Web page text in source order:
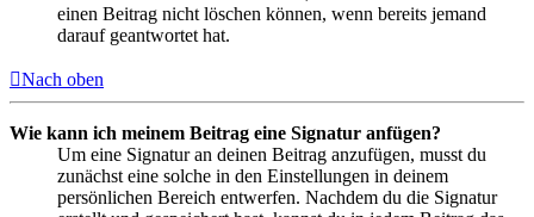
einen Beitrag nicht löschen können, wenn bereits jemand
darauf geantwortet hat.
Nach oben
Wie kann ich meinem Beitrag eine Signatur anfügen?
Um eine Signatur an deinen Beitrag anzufügen, musst du
zunächst eine solche in den Einstellungen in deinem
persönlichen Bereich entwerfen. Nachdem du die Signatur